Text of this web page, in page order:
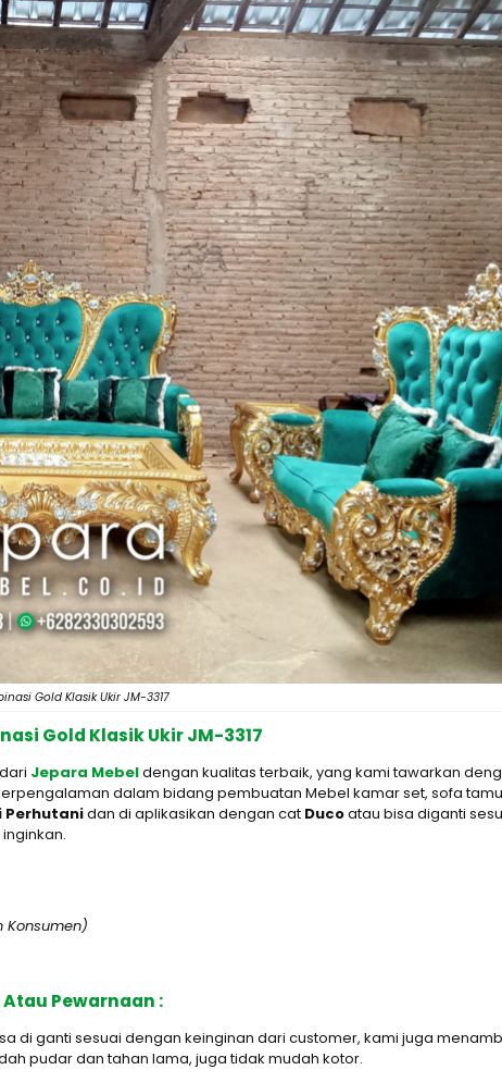
Gold Klasik Ukir JM-3317
Gold Klasik Ukir JM-3317
Jepara Mebeldengan kualitas terbaik, yang kami tawarkan
dalam bidang pembuatan Mebel kamar set, sofa
Perhutanidan di aplikasikan dengan cat Ducoatau bisa diganti
Konsumen)
Pewarnaan :
di ganti sesuai dengan keinginan dari customer, kami juga
pudar dan tahan lama, juga tidak mudah kotor.